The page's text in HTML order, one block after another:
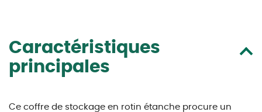
Caractéristiques
principales
Ce coffre de stockage en rotin étanche procure un